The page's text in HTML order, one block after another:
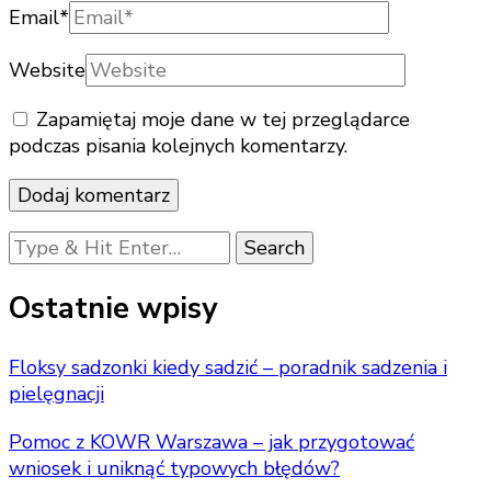
Email*
Website
Zapamiętaj moje dane w tej przeglądarce
podczas pisania kolejnych komentarzy.
Looking
for
Something?
Ostatnie wpisy
Floksy sadzonki kiedy sadzić – poradnik sadzenia i
pielęgnacji
Pomoc z KOWR Warszawa – jak przygotować
wniosek i uniknąć typowych błędów?